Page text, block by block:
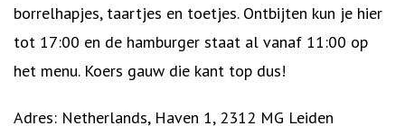
borrelhapjes, taartjes en toetjes. Ontbijten kun je hier
tot 17:00 en de hamburger staat al vanaf 11:00 op
het menu. Koers gauw die kant top dus!
Adres: Netherlands, Haven 1, 2312 MG Leiden